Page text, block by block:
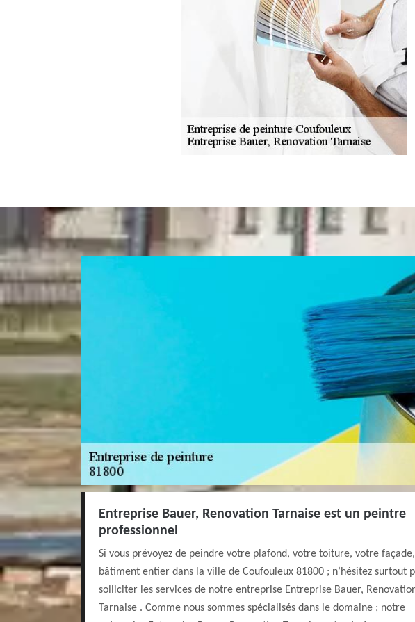
Entreprise Bauer, Renovation Tarnaise est un peintre
professionnel
Si vous prévoyez de peindre votre plafond, votre toiture, votre
bâtiment entier dans la ville de Coufouleux 81800 ; n’hésitez surtout
solliciter les services de notre entreprise Entreprise Bauer,
Tarnaise . Comme nous sommes spécialisés dans le domaine ; notre